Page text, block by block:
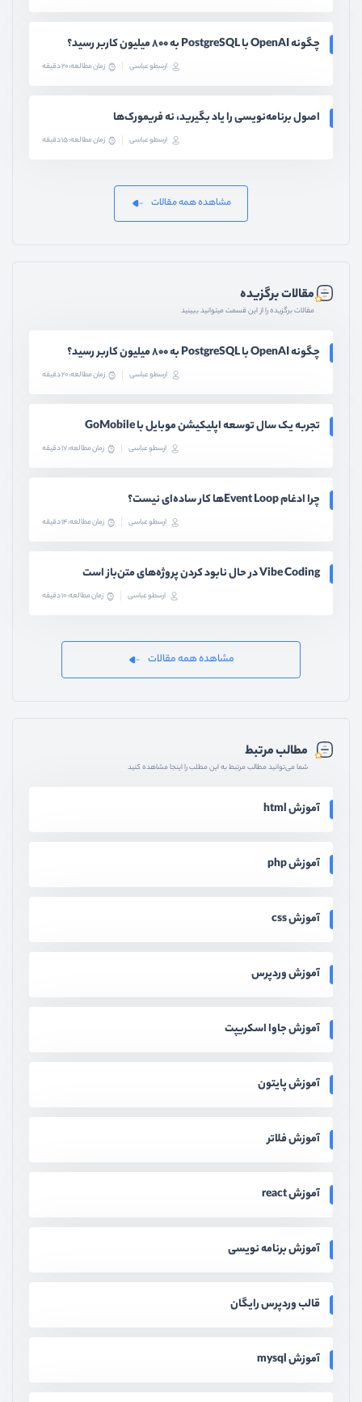
چگونه OpenAI با PostgreSQL به ۸۰۰ میلیون کاربر رسید؟
ارسطو عباسی زمان مطالعه: 20 دقیقه
اصول برنامه‌نویسی را یاد بگیرید، نه فریمورک‌ها
ارسطو عباسی زمان مطالعه: 15 دقیقه
مشاهده همه مقالات
مقالات برگزیده
مقالات برگزیده را از این قسمت میتوانید ببینید
چگونه OpenAI با PostgreSQL به ۸۰۰ میلیون کاربر رسید؟
ارسطو عباسی زمان مطالعه: 20 دقیقه
تجربه یک سال توسعه اپلیکیشن موبایل با GoMobile
ارسطو عباسی زمان مطالعه: 17 دقیقه
چرا ادغام Event Loopها کار ساده‌ای نیست؟
ارسطو عباسی زمان مطالعه: 14 دقیقه
Vibe Coding در حال نابود کردن پروژه‌های متن‌باز است
ارسطو عباسی زمان مطالعه: 10 دقیقه
مشاهده همه مقالات
مطالب مرتبط
شما می‌توانید مطالب مرتبط به این مطلب را اینجا مشاهده کنید
آموزش html
آموزش php
آموزش css
آموزش وردپرس
آموزش جاوا اسکریپت
آموزش پایتون
آموزش فلاتر
آموزش react
آموزش برنامه نویسی
قالب وردپرس رایگان
آموزش mysql